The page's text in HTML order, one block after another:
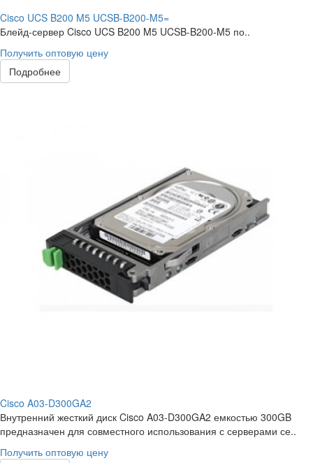
Cisco UCS B200 M5 UCSB-B200-M5=
Блейд-сервер Cisco UCS B200 M5 UCSB-B200-M5 по..
Получить оптовую цену
Подробнее
Cisco A03-D300GA2
Внутренний жесткий диск Cisco A03-D300GA2 емкостью 300GB
предназначен для совместного использования с серверами се..
Получить оптовую цену